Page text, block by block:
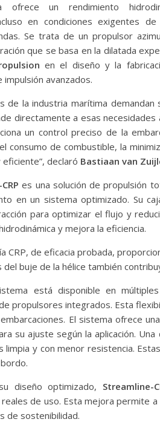
ofrece un rendimiento
en condiciones exigentes de
Se trata de un propulsor
que se basa en la dilatada
en el diseño y la
avanzados.
de la industria marítima
directamente a esas
un control preciso de la
consumo de combustible, la
declaró Bastiaan van
es una solución de propulsión
en un sistema optimizado. Su
para optimizar el flujo y
y mejora la eficiencia.
CRP, de eficacia probada,
del buje de la hélice también
está disponible en
propulsores integrados. Esta
El sistema ofrece
su ajuste según la aplicación.
limpia y con menor resistencia.
diseño optimizado, Streamline-
reales de uso. Esta mejora permite
de sostenibilidad.